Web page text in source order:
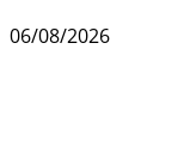
06/08/2026